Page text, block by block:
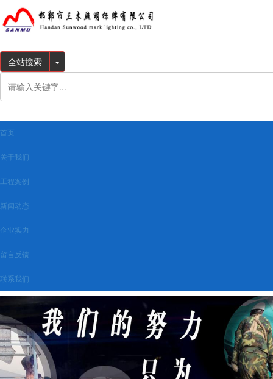
全站搜索
首页
关于我们
工程案例
新闻动态
企业实力
留言反馈
联系我们